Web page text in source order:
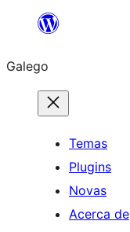
Saltar
contido
Galego
Temas
Plugins
Novas
Acerca de